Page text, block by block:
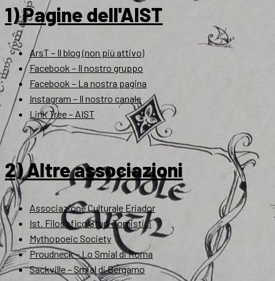
1) Pagine dell'AIST
ArsT – Il blog (non più attivo)
Facebook – Il nostro gruppo
Facebook – La nostra pagina
Instagram – Il nostro canale
Link Tree – AIST
2) Altre associazioni
Associazione Culturale Eriador
Ist. Filosofico Studi Tomistici
Mythopoeic Society
Proudneck – Lo Smial di Roma
Sackville – Smial di Bergamo